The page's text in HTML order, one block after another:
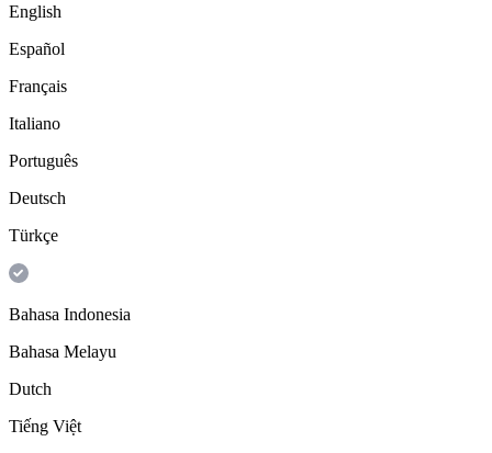
English
Español
Français
Italiano
Português
Deutsch
Türkçe
Bahasa Indonesia
Bahasa Melayu
Dutch
Tiếng Việt